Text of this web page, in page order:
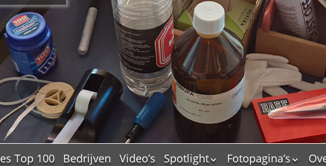
Top 100 Bedrijven Video’s
Spotlight
Fotopagina’s